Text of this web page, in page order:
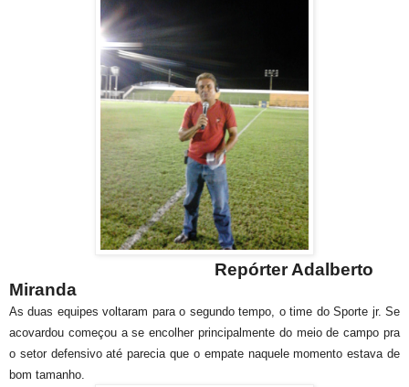
Repórter Adalberto
Miranda
As duas equipes voltaram para o segundo tempo, o time do Sporte jr. Se
acovardou começou a se encolher principalmente do meio de campo pra
o setor defensivo até parecia que o empate naquele momento estava de
bom tamanho.